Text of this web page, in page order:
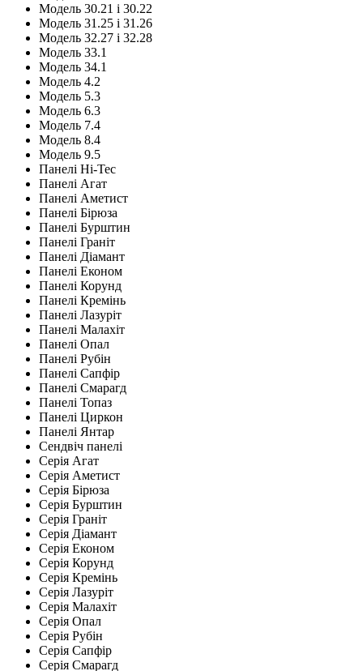
Модель 30.21 і 30.22
Модель 31.25 і 31.26
Модель 32.27 і 32.28
Модель 33.1
Модель 34.1
Модель 4.2
Модель 5.3
Модель 6.3
Модель 7.4
Модель 8.4
Модель 9.5
Панелі Hi-Tec
Панелі Агат
Панелі Аметист
Панелі Бірюза
Панелі Бурштин
Панелі Граніт
Панелі Діамант
Панелі Економ
Панелі Корунд
Панелі Кремінь
Панелі Лазуріт
Панелі Малахіт
Панелі Опал
Панелі Рубін
Панелі Сапфір
Панелі Смарагд
Панелі Топаз
Панелі Циркон
Панелі Янтар
Сендвіч панелі
Серія Агат
Серія Аметист
Серія Бірюза
Серія Бурштин
Серія Граніт
Серія Діамант
Серія Економ
Серія Корунд
Серія Кремінь
Серія Лазуріт
Серія Малахіт
Серія Опал
Серія Рубін
Серія Сапфір
Серія Смарагд